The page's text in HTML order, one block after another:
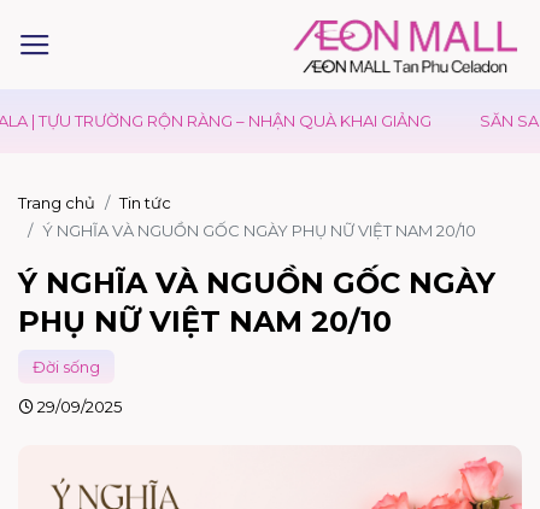
TRƯỜNG RỘN RÀNG – NHẬN QUÀ KHAI GIẢNG SĂN SALE
Trang chủ
Tin tức
Ý NGHĨA VÀ NGUỒN GỐC NGÀY PHỤ NỮ VIỆT NAM 20/10
Ý NGHĨA VÀ NGUỒN GỐC NGÀY
PHỤ NỮ VIỆT NAM 20/10
Đời sống
29/09/2025